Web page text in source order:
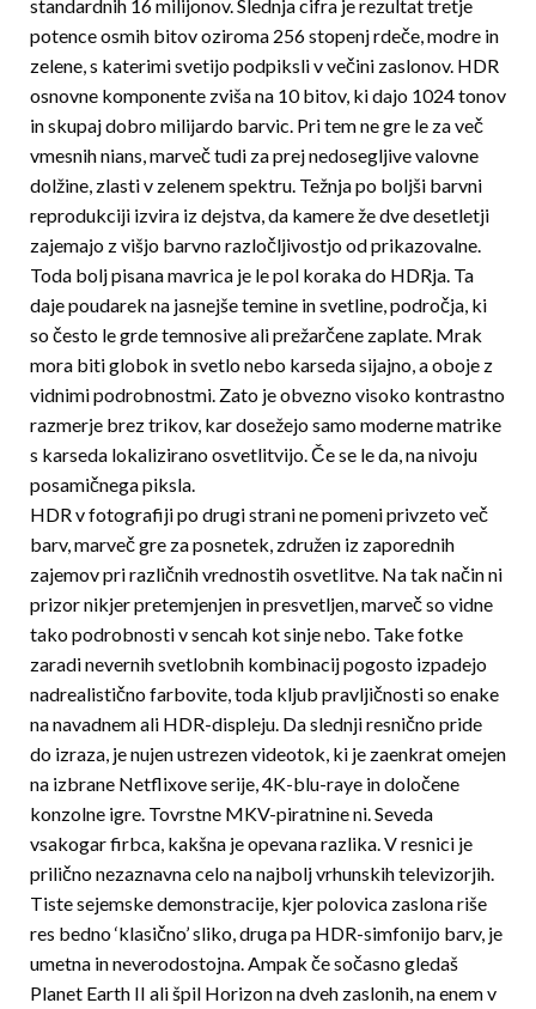
standardnih 16 milijonov. Slednja cifra je rezultat tretje
potence osmih bitov oziroma 256 stopenj rdeče, modre in
zelene, s katerimi svetijo podpiksli v večini zaslonov. HDR
osnovne komponente zviša na 10 bitov, ki dajo 1024 tonov
in sku­paj dobro milijardo barvic. Pri tem ne gre le za več
vmesnih nians, marveč tudi za prej nedosegljive valovne
dolžine, zlasti v zelenem spektru. Težnja po boljši barvni
reprodukciji izvira iz dejstva, da kamere že dve desetletji
zajemajo z višjo barvno razloč­ljivostjo od prikazovalne.
Toda bolj pisana mavrica je le pol koraka do HDRja. Ta
daje poudarek na jasnejše temine in svetline, področja, ki
so često le grde temnosive ali prežarčene zaplate. Mrak
mora biti globok in svetlo nebo karseda sijajno, a oboje z
vidnimi podrobnostmi. Zato je obvezno visoko kontrastno
razmerje brez trikov, kar dosežejo samo moderne matrike
s karseda lokalizirano osvetlitvijo. Če se le da, na nivoju
posamičnega piksla.
HDR v fotografiji po drugi strani ne pomeni privzeto več
barv, marveč gre za posnetek, združen iz zaporednih
zajemov pri različnih vrednostih osvetlitve. Na tak način ni
prizor nikjer pretemjenjen in presvetljen, marveč so vidne
tako podrobnosti v sencah kot sinje nebo. Take fotke
zaradi nevernih svetlobnih kombinacij pogosto izpadejo
nadrealistično farbovite, toda kljub pravljičnosti so enake
na navadnem ali HDR-displeju. Da slednji resnično pride
do izraza, je nujen ustrezen videotok, ki je zaenkrat omejen
na izbrane Netflixove serije, 4K-blu-raye in določene
konzolne igre. Tovrstne MKV-piratnine ni. Seveda
vsakogar firbca, kakšna je opevana razlika. V resnici je
prilično nezaznavna celo na najbolj vr­hunskih televizorjih.
Tiste sejemske demonstracije, kjer polovica zaslona riše
res bedno ‘klasično’ sliko, druga pa HDR-simfonijo barv, je
umetna in neverodostojna. Ampak če sočasno gledaš
Planet Earth II ali špil Hori­zon na dveh zaslonih, na enem v